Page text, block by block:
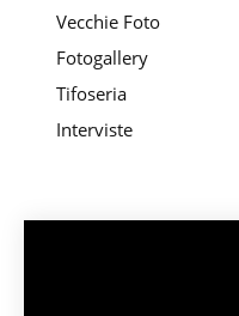
Vecchie Foto
Fotogallery
Tifoseria
Interviste